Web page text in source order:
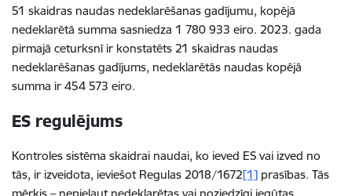
51 skaidras naudas nedeklarēšanas gadījumu, kopējā
nedeklarētā summa sasniedza 1 780 933 eiro. 2023. gada
pirmajā ceturksnī ir konstatēts 21 skaidras naudas
nedeklarēšanas gadījums, nedeklarētās naudas kopējā
summa ir 454 573 eiro.
ES regulējums
Kontroles sistēma skaidrai naudai, ko ieved ES vai izved no
tās, ir izveidota, ieviešot Regulas 2018/1672[1] prasības. Tās
mērķis – nepieļaut nedeklarētas vai noziedzīgi iegūtas